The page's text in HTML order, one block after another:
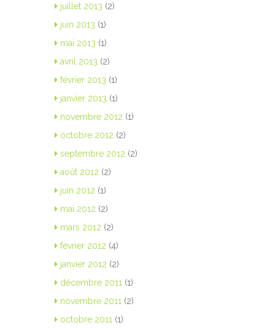
juillet 2013 (2)
juin 2013 (1)
mai 2013 (1)
avril 2013 (2)
février 2013 (1)
janvier 2013 (1)
novembre 2012 (1)
octobre 2012 (2)
septembre 2012 (2)
août 2012 (2)
juin 2012 (1)
mai 2012 (2)
mars 2012 (2)
février 2012 (4)
janvier 2012 (2)
décembre 2011 (1)
novembre 2011 (2)
octobre 2011 (1)